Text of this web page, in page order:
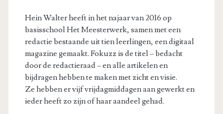
Hein Walter heeft in het najaar van 2016 op
basisschool Het Meesterwerk, samen met een
redactie bestaande uit tien leerlingen, een digitaal
magazine gemaakt. Fokuzz is de titel – bedacht
door de redactieraad – en alle artikelen en
bijdragen hebben te maken met zicht en visie.
Ze hebben er vijf vrijdagmiddagen aan gewerkt en
ieder heeft zo zijn of haar aandeel gehad.